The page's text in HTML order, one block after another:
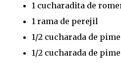
1 cucharadita de
1 rama de perejil
1/2 cucharada de
1/2 cucharada de